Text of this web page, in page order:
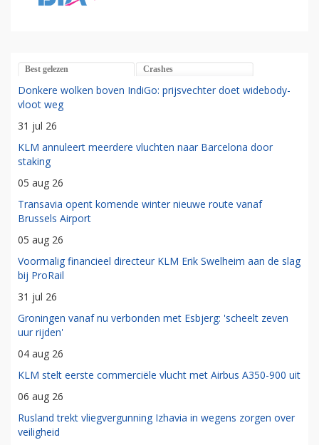
Best gelezen Crashes
Donkere wolken boven IndiGo: prijsvechter doet widebody-
vloot weg
31 jul 26
KLM annuleert meerdere vluchten naar Barcelona door
staking
05 aug 26
Transavia opent komende winter nieuwe route vanaf
Brussels Airport
05 aug 26
Voormalig financieel directeur KLM Erik Swelheim aan de slag
bij ProRail
31 jul 26
Groningen vanaf nu verbonden met Esbjerg: 'scheelt zeven
uur rijden'
04 aug 26
KLM stelt eerste commerciële vlucht met Airbus A350-900 uit
06 aug 26
Rusland trekt vliegvergunning Izhavia in wegens zorgen over
veiligheid